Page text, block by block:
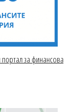
за финансова